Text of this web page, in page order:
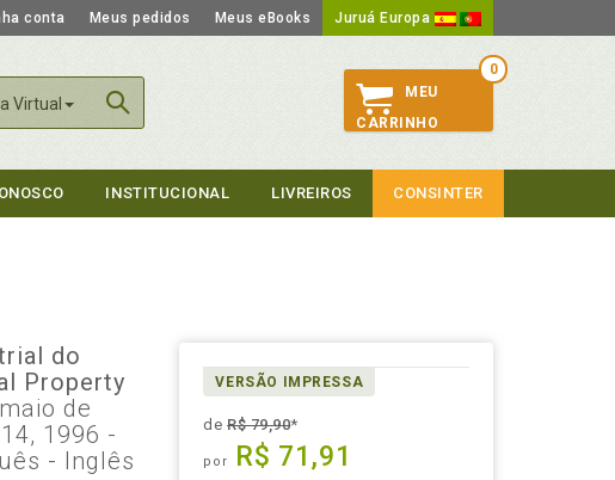
conta Meus pedidos Meus eBooks Juruá Europa
Virtual
0
MEU
CARRINHO
INSTITUCIONAL LIVREIROS CONSINTER
do
Property
de
1996 -
- Inglês
VERSÃO IMPRESSA
deR$ 79,90*
por R$ 71,91